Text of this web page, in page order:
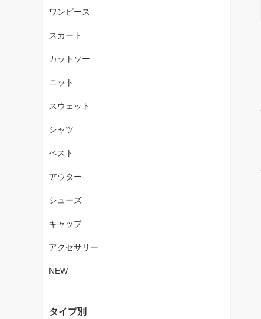
ワンピース
スカート
カットソー
ニット
スウェット
シャツ
ベスト
アウター
シューズ
キャップ
アクセサリー
NEW
タイプ別